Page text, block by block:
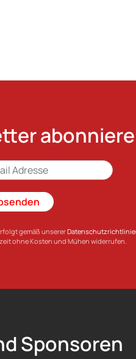
gemäß unserer
ohne Kosten und Mühen widerrufen.
Sponsoren